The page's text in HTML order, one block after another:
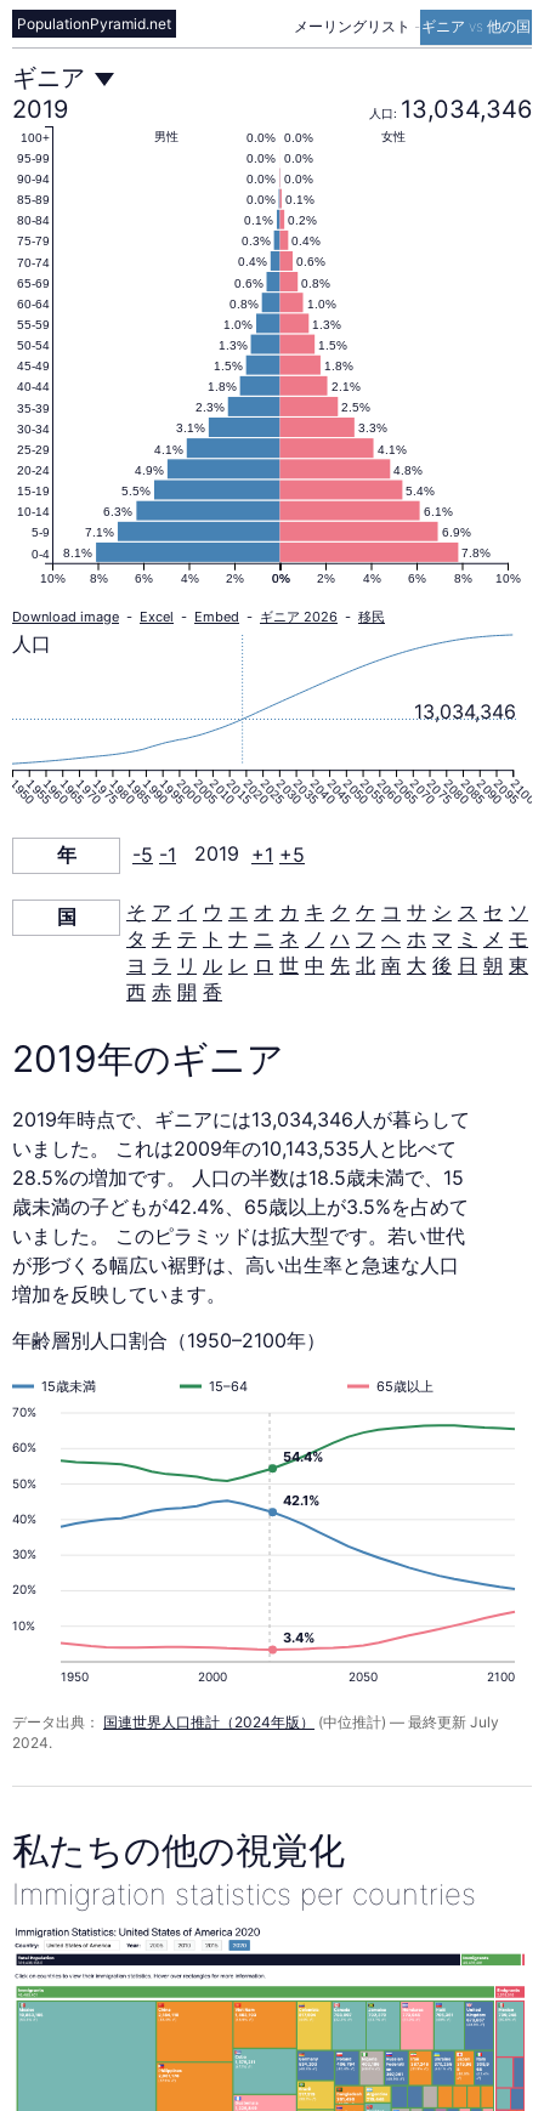
メーリングリスト - ギニア vs 他の国
PopulationPyramid.net
ギ
ニ
ア
の
人
口
ピ
ラ
ミ
ド
2019
年
ギニア
2019
人口: 13,034,346
7.8%
8.1%
6.9%
7.1%
6.1%
6.3%
5.4%
5.5%
4.8%
4.9%
4.1%
4.1%
3.3%
3.1%
2.5%
2.3%
2.1%
1.8%
1.8%
1.5%
1.5%
1.3%
1.3%
1.0%
1.0%
0.8%
0.8%
0.6%
0.6%
0.4%
0.4%
0.3%
0.2%
0.1%
0.1%
0.0%
0.0%
0.0%
0.0%
0.0%
0.0%
0.0% 女性
男性
0% 2% 4% 6% 8% 10%
10% 8% 6% 4% 2% 0%
0-4
5-9
10-14
15-19
20-24
25-29
30-34
35-39
40-44
45-49
50-54
55-59
60-64
65-69
70-74
75-79
80-84
85-89
90-94
95-99
100+
Download image - Excel - Embed - ギニア 2026 - 移民
1950195519601965197019751980198519901995200020052010201520202025203020352040204520502055206020652070207520802085209020952100
13,034,346
人口
年 -5 -1 2019 +1 +5
国 そ ア イ ウ エ オ カ キ ク ケ コ サ シ ス セ ソ
タ チ テ ト ナ ニ ネ ノ ハ フ ヘ ホ マ ミ メ モ
ヨ ラ リ ル レ ロ 世 中 先 北 南 大 後 日 朝 東
西 赤 開 香
2019年のギニア
2019年時点で、ギニアには13,034,346人が暮らして
いました。 これは2009年の10,143,535人と比べて
28.5%の増加です。 人口の半数は18.5歳未満で、15
歳未満の子どもが42.4%、65歳以上が3.5%を占めて
いました。 このピラミッドは拡大型です。若い世代
が形づくる幅広い裾野は、高い出生率と急速な人口
増加を反映しています。
年齢層別人口割合（1950–2100年）
10%
20%
30%
40%
50%
60%
70%
1950 2000 2050 2100
15歳未満 15–64 65歳以上
42.1%
3.4%
54.4%
データ出典： 国連世界人口推計（2024年版）
(中位推計) — 最終更新 July
2024.
私たちの他の視覚化
Immigration statistics per countries